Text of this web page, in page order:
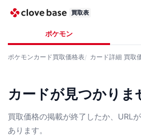
買取表
ポケモン
ポケモンカード買取価格表 カード詳細 買取
カードが見つかりま
買取価格の掲載が終了したか、URL
あります。